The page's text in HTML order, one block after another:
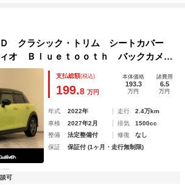
クラシック・トリム シートカバー
オ Ｂｌｕｅｔｏｏｔｈ バックカメ
ー パーキングアシスト インテリジェ
ーズコントロール ＬＥＤヘッドライ
ト
支払総額(税込)
199.8 万円
本体価格
193.3
万円
諸費用
6.5
万円
年式 2022年 走行
2.4万km
車検
2027年2月 排気
1500cc
整備
法定整備付 修復
なし
保証
保証付 (1ヶ月・走行無制限)
可